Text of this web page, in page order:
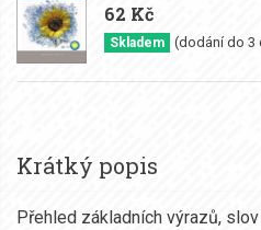
62 Kč
Skladem (dodání do 3
Krátký popis
Přehled základních výrazů,